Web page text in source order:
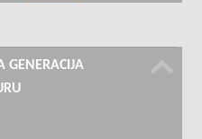
GENERACIJA